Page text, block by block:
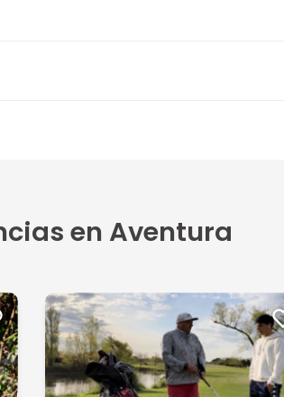
en Aventura